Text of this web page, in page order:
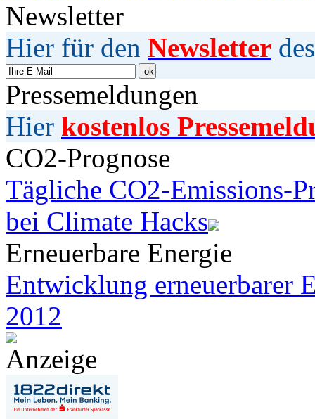
Newsletter
Hier für den Newsletter
Pressemeldungen
Hier kostenlos
CO2-Prognose
Tägliche CO2-Emissions-
bei Climate Hacks
Erneuerbare Energie
Entwicklung erneuerbarer
2012
Anzeige